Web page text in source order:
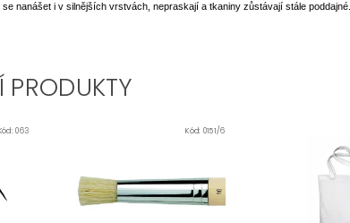
nanášet i v silnějších vrstvách, nepraskají a tkaniny zůstávají stále poddajné.
063 Kód: 0151/6